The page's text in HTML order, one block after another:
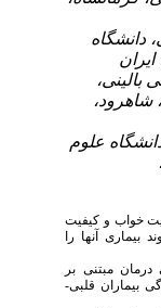
دانشگاه
علوم
خواب و کیفیت
آنها را
مبتنی بر
قلبی-